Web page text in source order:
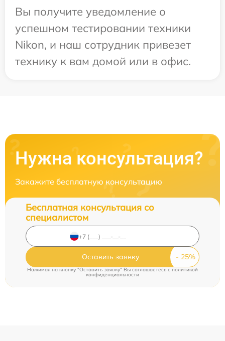
Вы получите уведомление о
успешном тестировании техники
Nikon, и наш сотрудник привезет
технику к вам домой или в офис.
Нужна консультация?
Закажите бесплатную консультацию
Бесплатная консультация со
специалистом
Оставить заявку
Нажимая на кнопку "Оставить заявку" Вы соглашаетесь cполитикой
конфиденциальности